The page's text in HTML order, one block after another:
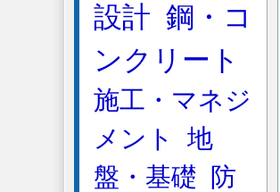
設計 鋼・コ
ンクリート
施工・マネジ
メント
地
盤・基礎
防